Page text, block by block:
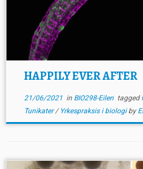
HAPPILY EVER AFTER
21/06/2021in BIO298-Eilen tagged
Tunikater/ Yrkespraksis i biologi by